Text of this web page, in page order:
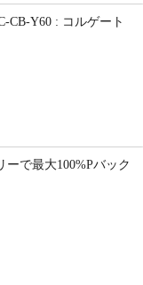
CB-Y60 : コルゲート
ーで最大100%Pバック